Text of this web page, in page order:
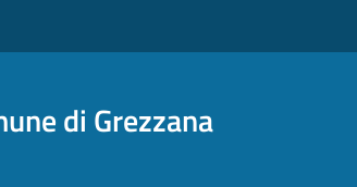
di Grezzana